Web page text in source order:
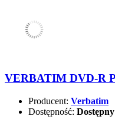
VERBATIM DVD-R
Producent: Verbatim
Dostępność: Dostępny